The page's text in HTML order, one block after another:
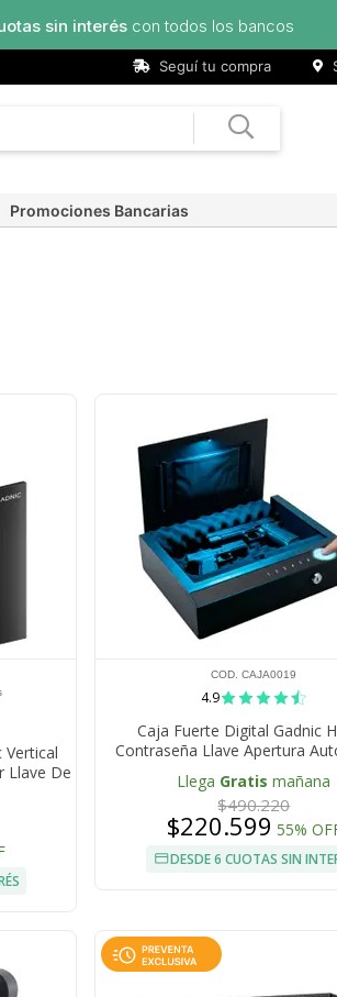
Seguí tu compra
Promociones Bancarias
Vertical
Llave De
COD. CAJA0019
4.9
Caja Fuerte Digital Gadnic
Contraseña Llave Apertura
Iluminacion LED Alarma
Llega Gratis mañana
$490.220
$220.599 55%
DESDE 6 CUOTAS SIN